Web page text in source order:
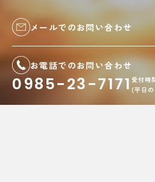
メールでのお問い合わせ
お電話でのお問い合わせ
0985-23-7171 受付時
(平日